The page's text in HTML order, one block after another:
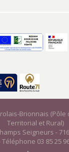
Brionnais (Pôle
Territorial et Rural)
Seigneurs -
Téléphone 03 85 25